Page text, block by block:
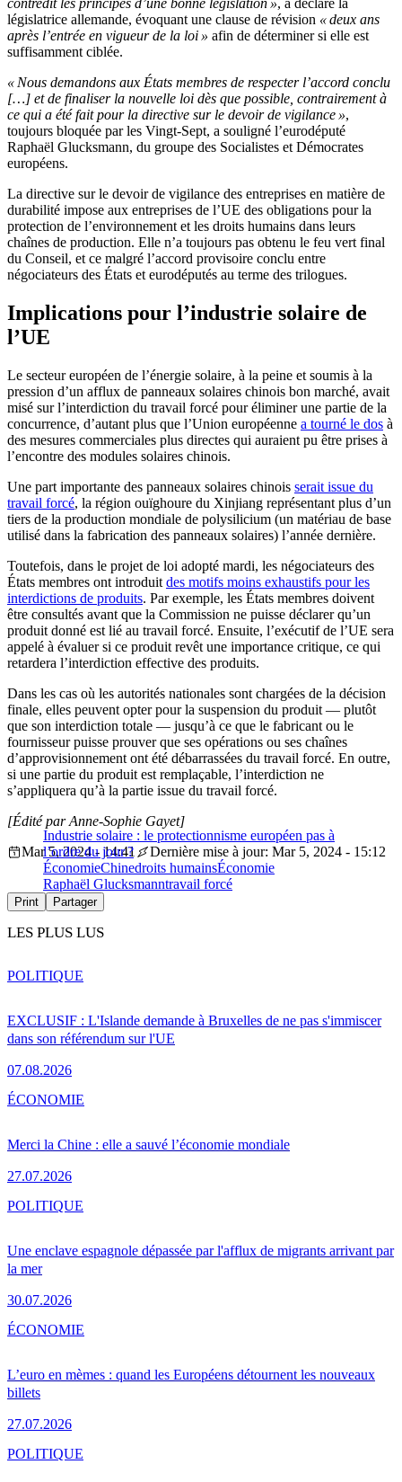
contredit les principes d’une bonne législation », a déclaré la
législatrice allemande, évoquant une clause de révision « deux ans
après l’entrée en vigueur de la loi » afin de déterminer si elle est
suffisamment ciblée.
« Nous demandons aux États membres de respecter l’accord conclu
[…] et de finaliser la nouvelle loi dès que possible, contrairement à
ce qui a été fait pour la directive sur le devoir de vigilance »,
toujours bloquée par les Vingt-Sept, a souligné l’eurodéputé
Raphaël Glucksmann, du groupe des Socialistes et Démocrates
européens.
La directive sur le devoir de vigilance des entreprises en matière de
durabilité impose aux entreprises de l’UE des obligations pour la
protection de l’environnement et les droits humains dans leurs
chaînes de production. Elle n’a toujours pas obtenu le feu vert final
du Conseil, et ce malgré l’accord provisoire conclu entre
négociateurs des États et eurodéputés au terme des trilogues.
Implications pour l’industrie solaire de
l’UE
Le secteur européen de l’énergie solaire, à la peine et soumis à la
pression d’un afflux de panneaux solaires chinois bon marché, avait
misé sur l’interdiction du travail forcé pour éliminer une partie de la
concurrence, d’autant plus que l’Union européenne a tourné le dos à
des mesures commerciales plus directes qui auraient pu être prises à
l’encontre des modules solaires chinois.
Une part importante des panneaux solaires chinois serait issue du
travail forcé, la région ouïghoure du Xinjiang représentant plus d’un
tiers de la production mondiale de polysilicium (un matériau de base
utilisé dans la fabrication des panneaux solaires) l’année dernière.
Toutefois, dans le projet de loi adopté mardi, les négociateurs des
États membres ont introduit des motifs moins exhaustifs pour les
interdictions de produits. Par exemple, les États membres doivent
être consultés avant que la Commission ne puisse déclarer qu’un
produit donné est lié au travail forcé. Ensuite, l’exécutif de l’UE sera
appelé à évaluer si ce produit revêt une importance critique, ce qui
retardera l’interdiction effective des produits.
Dans les cas où les autorités nationales sont chargées de la décision
finale, elles peuvent opter pour la suspension du produit — plutôt
que son interdiction totale — jusqu’à ce que le fabricant ou le
fournisseur puisse prouver que ses opérations ou ses chaînes
d’approvisionnement ont été débarrassées du travail forcé. En outre,
si une partie du produit est remplaçable, l’interdiction ne
s’appliquera qu’à la partie issue du travail forcé.
Industrie solaire : le protectionnisme européen pas à
l’ordre du jour ?
[Édité par Anne-Sophie Gayet]
Mar 5, 2024 - 14:41
Dernière mise à jour: Mar 5, 2024 - 15:12
ÉconomieChinedroits humainsÉconomie
Raphaël Glucksmanntravail forcé
Print Partager
LES PLUS LUS
EXCLUSIF : L'Islande demande à Bruxelles de ne pas s'immiscer
dans son référendum sur l'UE
07.08.2026
POLITIQUE
Merci la Chine : elle a sauvé l’économie mondiale
27.07.2026
ÉCONOMIE
Une enclave espagnole dépassée par l'afflux de migrants arrivant par
la mer
30.07.2026
POLITIQUE
L’euro en mèmes : quand les Européens détournent les nouveaux
billets
27.07.2026
ÉCONOMIE
POLITIQUE